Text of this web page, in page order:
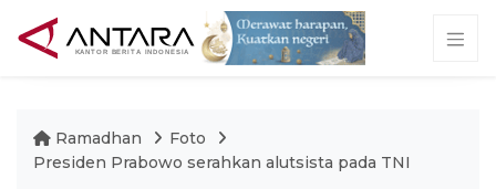
Ramadhan
Foto
Presiden Prabowo serahkan alutsista pada TNI